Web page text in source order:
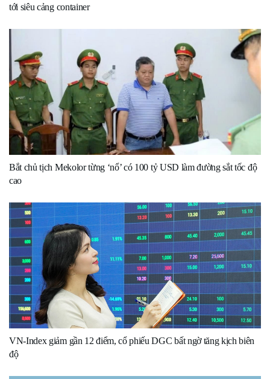
tới siêu cảng container
Bắt chủ tịch Mekolor từng ‘nổ’ có 100 tỷ USD làm đường sắt tốc độ
cao
VN-Index giảm gần 12 điểm, cổ phiếu DGC bất ngờ tăng kịch biên
độ